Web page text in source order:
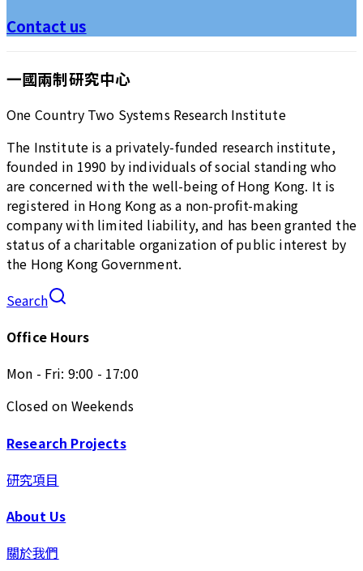
Contact us
一國兩制研究中心
One Country Two Systems Research Institute
The Institute is a privately-funded research institute,
founded in 1990 by individuals of social standing who
are concerned with the well-being of Hong Kong. It is
registered in Hong Kong as a non-profit-making
company with limited liability, and has been granted the
status of a charitable organization of public interest by
the Hong Kong Government.
Search
Office Hours
Mon - Fri: 9:00 - 17:00
Closed on Weekends
Research Projects
研究項目
About Us
關於我們